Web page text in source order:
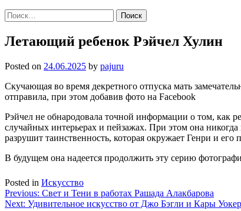
Найти:
Летающий ребенок Рэйчел Хулин
Posted on 24.06.2025 by pajuru
Скучающая во время декретного отпуска мать
отправила, при этом добавив фото на Facebook
Рэйчел не обнародовала точной информации о том, как
случайных интерьерах и пейзажах. При этом она
разрушит таинственность, которая окружает Генри и его
В будущем она надеется продолжить эту серию
Posted in Искусство
Навигация
Previous: Свет и Тени в работах Рашада Алакбарова
Next: Удивительное искусство от Джо Бэгли и Кары Уокер